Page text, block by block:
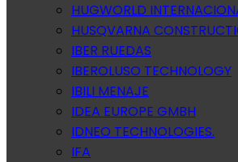
HUGWORLD
HUSQVARNA
IBER RUEDAS
IBEROLUSO TECHNOLOGY
IBILI MENAJE
IDEA EUROPE GMBH
IDNEO TECHNOLOGIES.
IFA